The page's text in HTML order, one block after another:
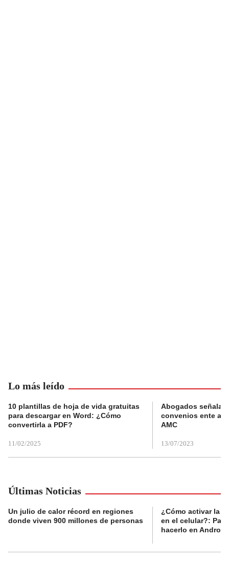
Lo más leído
10 plantillas de hoja de vida gratuitas
para descargar en Word: ¿Cómo
convertirla a PDF?
11/02/2025
Abogados
convenios ente
AMC
13/07/2023
Últimas Noticias
Un julio de calor récord en regiones
donde viven 900 millones de personas
¿Cómo activar la
en el celular?:
hacerlo en